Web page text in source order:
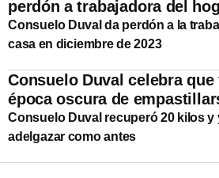
perdón a trabajadora del
Consuelo Duval da perdón a la
casa en diciembre de 2023
Consuelo Duval celebra
época oscura de
Consuelo Duval recuperó 20 kilos y
adelgazar como antes